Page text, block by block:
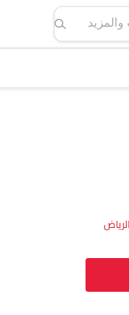
والمزيد
الرياض‎